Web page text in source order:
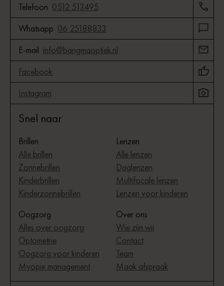
Telefoon 0512 513495
Whatsapp 06 25188833
E-mail info@bangmaoptiek.nl
Facebook
Instagram
Snel naar
Brillen
Alle brillen
Zonnebrillen
Kinderbrillen
Kinderzonnebrillen
Lenzen
Alle lenzen
Daglenzen
Multifocale lenzen
Lenzen voor kinderen
Oogzorg
Alles over oogzorg
Optometrie
Oogzorg voor kinderen
Myopie management
Over ons
Wie zijn wij
Contact
Team
Maak afspraak